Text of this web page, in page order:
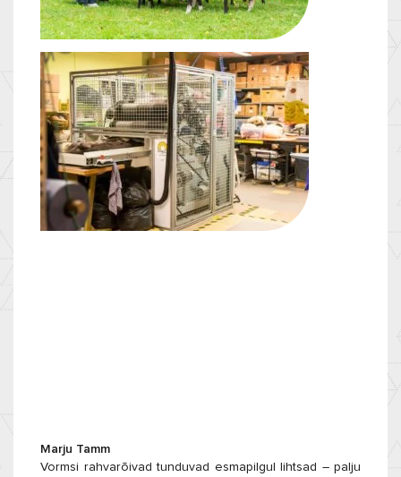
Marju Tamm
Vormsi rahvarõivad tunduvad esmapilgul lihtsad – palju